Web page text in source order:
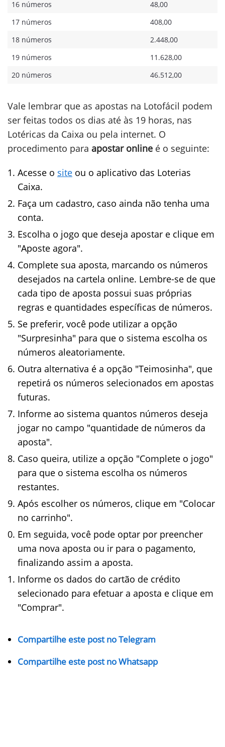
16 números
48,00
17 números
408,00
18 números
2.448,00
19 números
11.628,00
20 números
46.512,00​
Vale lembrar que as apostas na Lotofácil podem
ser feitas todos os dias até às 19 horas, nas
Lotéricas da Caixa ou pela internet. O
procedimento para apostar online é o seguinte:
Acesse o site ou o aplicativo das Loterias
Caixa.
Faça um cadastro, caso ainda não tenha uma
conta.
Escolha o jogo que deseja apostar e clique em
"Aposte agora".
Complete sua aposta, marcando os números
desejados na cartela online. Lembre-se de que
cada tipo de aposta possui suas próprias
regras e quantidades específicas de números.
Se preferir, você pode utilizar a opção
"Surpresinha" para que o sistema escolha os
números aleatoriamente.
Outra alternativa é a opção "Teimosinha", que
repetirá os números selecionados em apostas
futuras.
Informe ao sistema quantos números deseja
jogar no campo "quantidade de números da
aposta".
Caso queira, utilize a opção "Complete o jogo"
para que o sistema escolha os números
restantes.
Após escolher os números, clique em "Colocar
no carrinho".
Em seguida, você pode optar por preencher
uma nova aposta ou ir para o pagamento,
finalizando assim a aposta.
Informe os dados do cartão de crédito
selecionado para efetuar a aposta e clique em
"Comprar".
Compartilhe este post no Telegram
Compartilhe este post no Whatsapp